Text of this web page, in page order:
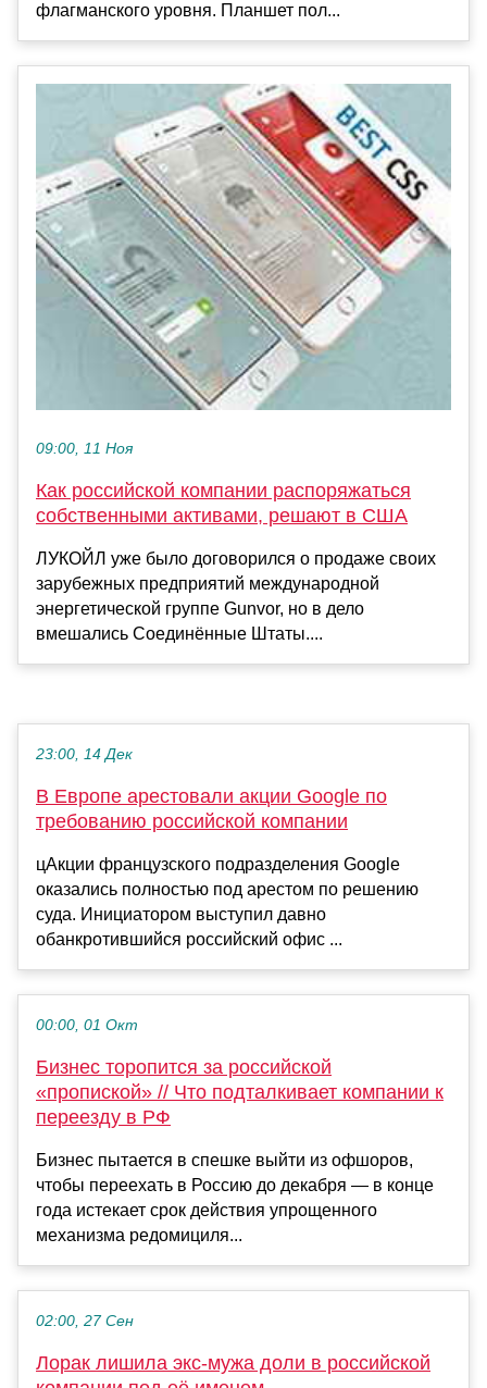
флагманского уровня. Планшет пол...
09:00, 11 Ноя
Как российской компании распоряжаться
собственными активами, решают в США
ЛУКОЙЛ уже было договорился о продаже своих
зарубежных предприятий международной
энергетической группе Gunvor, но в дело
вмешались Соединённые Штаты....
23:00, 14 Дек
В Европе арестовали акции Google по
требованию российской компании
цАкции французского подразделения Google
оказались полностью под арестом по решению
суда. Инициатором выступил давно
обанкротившийся российский офис ...
00:00, 01 Окт
Бизнес торопится за российской
«пропиской» // Что подталкивает компании к
переезду в РФ
Бизнес пытается в спешке выйти из офшоров,
чтобы переехать в Россию до декабря — в конце
года истекает срок действия упрощенного
механизма редомициля...
02:00, 27 Сен
Лорак лишила экс-мужа доли в российской